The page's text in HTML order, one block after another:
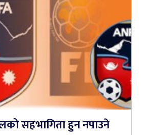
सहभागिता हुन नपाउने